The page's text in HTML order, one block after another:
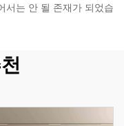
서는 안 될 존재가 되었습